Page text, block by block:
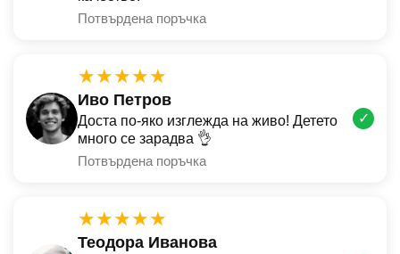
Потвърдена поръчка
★★★★★
Иво Петров
Доста по-яко изглежда на живо! Детето
много се зарадва 👌
Потвърдена поръчка
✓
★★★★★
Теодора Иванова